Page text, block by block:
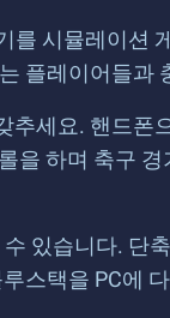
시뮬레이
플레이어들과
세요. 핸드
을 하며 축구
있습니다. 단
스택을 PC에